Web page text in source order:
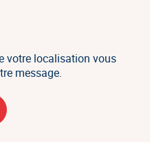
votre localisation vous
message.